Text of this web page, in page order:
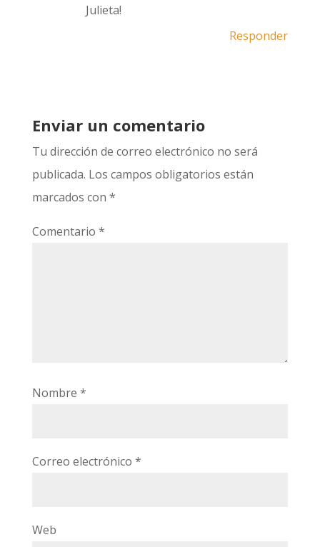
Julieta!
Responder
Enviar un comentario
Tu dirección de correo electrónico no será
publicada. Los campos obligatorios están
marcados con *
Comentario *
Nombre *
Correo electrónico *
Web